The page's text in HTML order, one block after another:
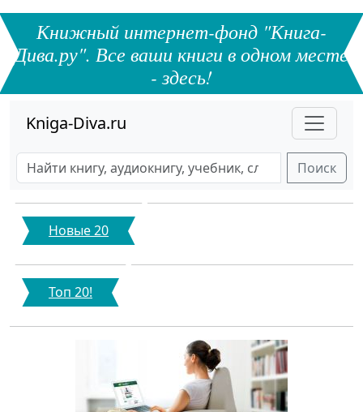
Книжный интернет-фонд "Книга-
Дива.ру". Все ваши книги в одном месте
- здесь!
Kniga-Diva.ru
Поиск
Новые 20
Топ 20!